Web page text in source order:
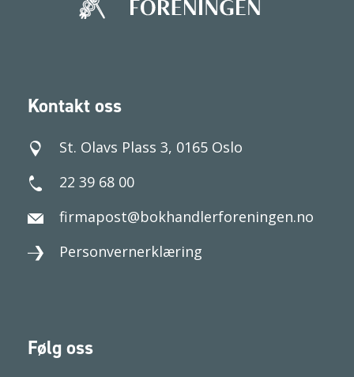
Kontakt oss
St. Olavs Plass 3, 0165 Oslo
22 39 68 00
firmapost@bokhandlerforeningen.no
Personvernerklæring
Følg oss